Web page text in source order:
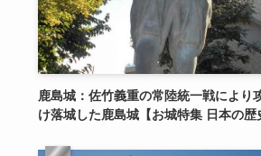
鹿島城：佐竹義重の常陸統一戦により
け落城した鹿島城【お城特集 日本の歴